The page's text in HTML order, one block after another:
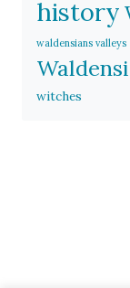
history
waldensians valleys
witches